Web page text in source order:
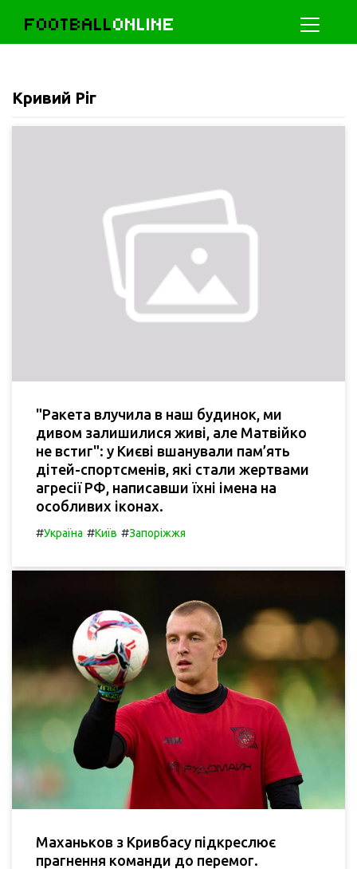
FOOTBALLONLINE
Кривий Ріг
"Ракета влучила в наш будинок, ми
дивом залишилися живі, але Матвійко
не встиг": у Києві вшанували пам’ять
дітей-спортсменів, які стали жертвами
агресії РФ, написавши їхні імена на
особливих іконах.
#Україна #Київ #Запоріжжя
Маханьков з Кривбасу підкреслює
прагнення команди до перемог.